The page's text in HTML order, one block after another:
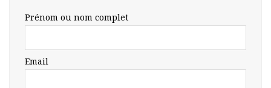
Prénom ou nom complet
Email